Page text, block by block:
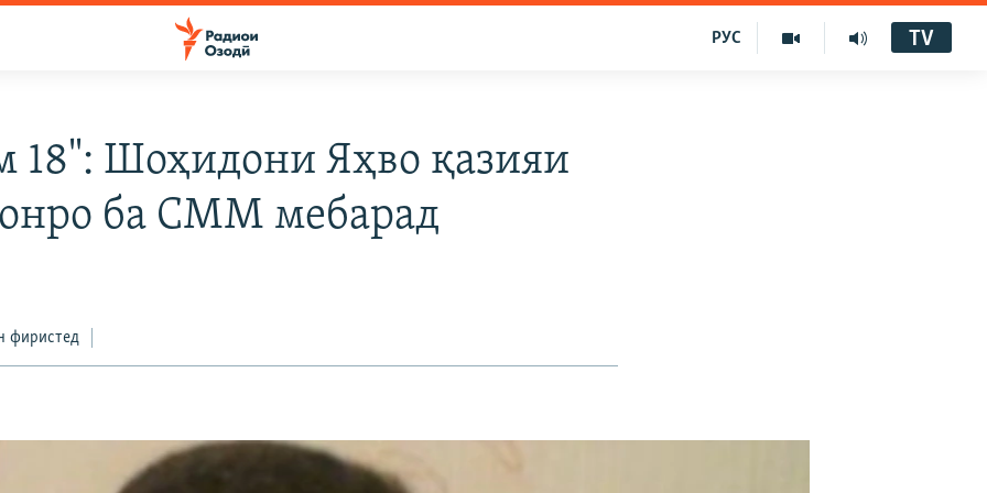
РУС TV
18": Шоҳидони Яҳво қазияи
ба СММ мебарад
фиристед